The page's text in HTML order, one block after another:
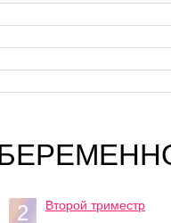
2 Второй триместр